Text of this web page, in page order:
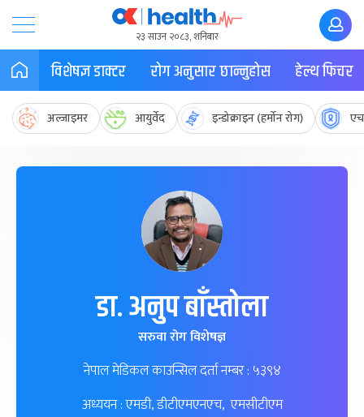
२३ साउन २०८३, शनिबार
विशेषज्ञ डाक्टर रोग अनुसार छान्नुहोस हेल्थ फिचर
अल्जाइमर आयुर्वेद इन्डोक्राइन (हर्मोन रोग)
डा. अनुप बाँस्तोला
सरुवा रोग विशेषज्ञ
नेपाल मेडिकल काउन्सिल दर्ता नम्बर : ५३९४
अध्ययन : एमडी, डीटीएमएनएच, एमसीटीएम